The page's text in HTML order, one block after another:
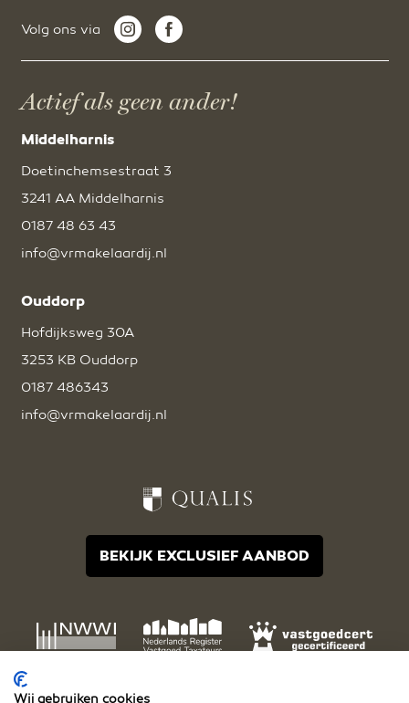
Volg ons via
Actief als geen ander!
Middelharnis
Doetinchemsestraat 3
3241 AA Middelharnis
0187 48 63 43
info@vrmakelaardij.nl
Ouddorp
Hofdijksweg 30A
3253 KB Ouddorp
0187 486343
info@vrmakelaardij.nl
BEKIJK EXCLUSIEF AANBOD
Wij gebruiken cookies